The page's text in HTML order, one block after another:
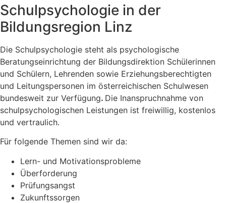
Schulpsychologie in der
Bildungsregion Linz
Die Schulpsychologie steht als psychologische
Beratungseinrichtung der Bildungsdirektion Schülerinnen
und Schülern, Lehrenden sowie Erziehungsberechtigten
und Leitungspersonen im österreichischen Schulwesen
bundesweit zur Verfügung. Die Inanspruchnahme von
schulpsychologischen Leistungen ist freiwillig, kostenlos
und vertraulich.
Für folgende Themen sind wir da:
Lern- und Motivationsprobleme
Überforderung
Prüfungsangst
Zukunftssorgen